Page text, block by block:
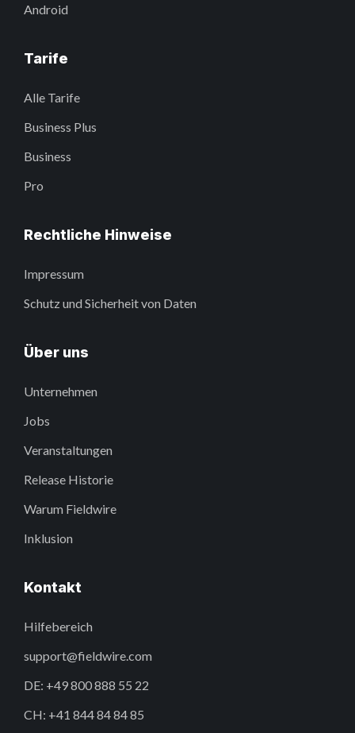
Android
Tarife
Alle Tarife
Business Plus
Business
Pro
Rechtliche Hinweise
Impressum
Schutz und Sicherheit von Daten
Über uns
Unternehmen
Jobs
Veranstaltungen
Release Historie
Warum Fieldwire
Inklusion
Kontakt
Hilfebereich
support@fieldwire.com
DE: +49 800 888 55 22
CH: +41 844 84 84 85